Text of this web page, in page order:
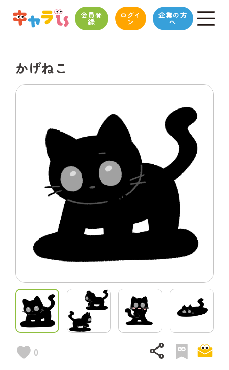
会員登
録
ログイ
ン
企業の方
へ
かげねこ
0 share